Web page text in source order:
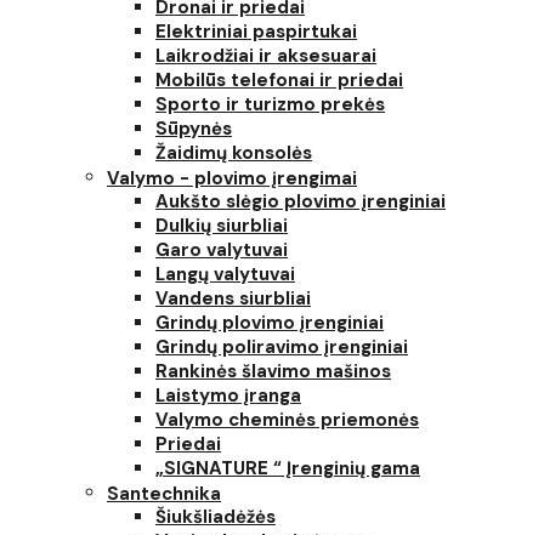
Dronai ir priedai
Elektriniai paspirtukai
Laikrodžiai ir aksesuarai
Mobilūs telefonai ir priedai
Sporto ir turizmo prekės
Sūpynės
Žaidimų konsolės
Valymo - plovimo įrengimai
Aukšto slėgio plovimo įrenginiai
Dulkių siurbliai
Garo valytuvai
Langų valytuvai
Vandens siurbliai
Grindų plovimo įrenginiai
Grindų poliravimo įrenginiai
Rankinės šlavimo mašinos
Laistymo įranga
Valymo cheminės priemonės
Priedai
„SIGNATURE “ Įrenginių gama
Santechnika
Šiukšliadėžės